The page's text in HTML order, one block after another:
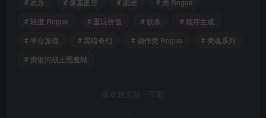
# 轻度 Rogue
# 重玩价值 # 砍杀
# 程序生成
# 平台游戏
# 黑暗奇幻 # 动作类 Rogue
# 类魂系列
# 类银河战士恶魔城
喜欢就支持一下吧